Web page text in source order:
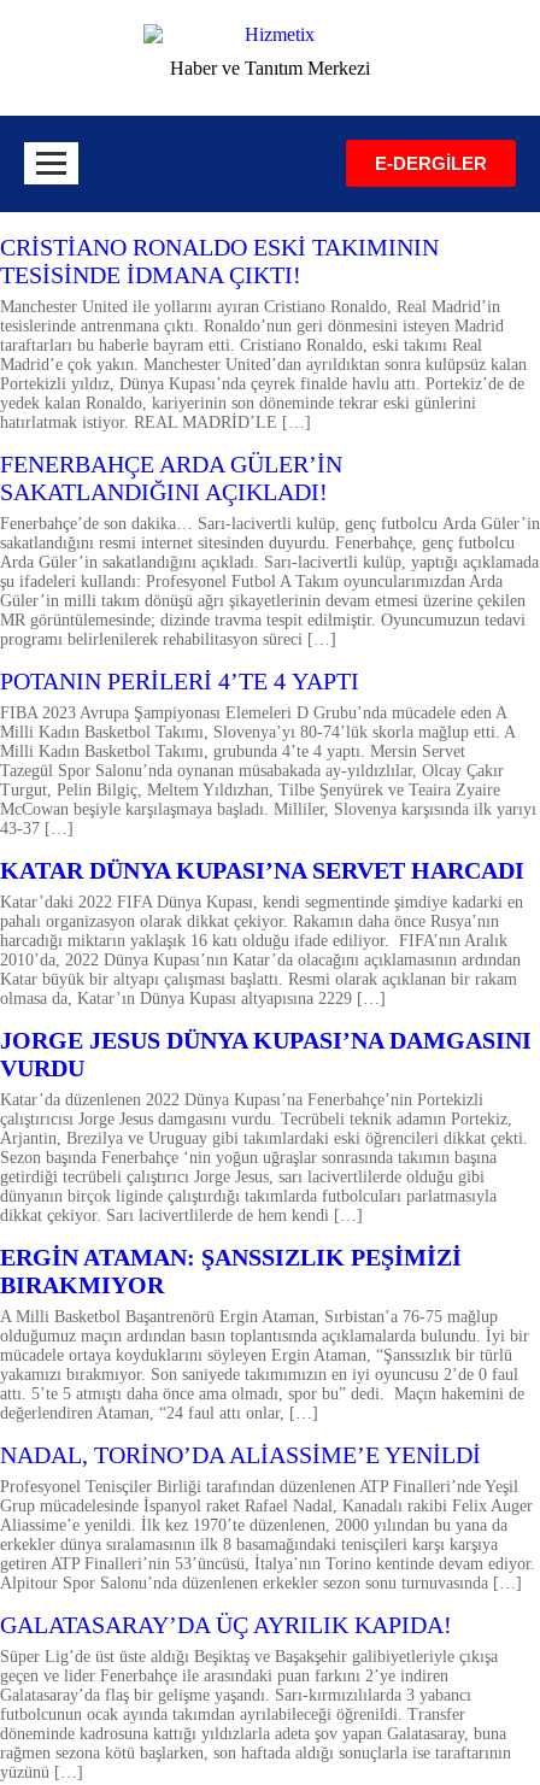
Haber ve Tanıtım Merkezi
E-DERGİLER
CRİSTİANO RONALDO ESKİ TAKIMININ
TESİSİNDE İDMANA ÇIKTI!
Manchester United ile yollarını ayıran Cristiano Ronaldo, Real Madrid’in
tesislerinde antrenmana çıktı. Ronaldo’nun geri dönmesini isteyen Madrid
taraftarları bu haberle bayram etti. Cristiano Ronaldo, eski takımı Real
Madrid’e çok yakın. Manchester United’dan ayrıldıktan sonra kulüpsüz kalan
Portekizli yıldız, Dünya Kupası’nda çeyrek finalde havlu attı. Portekiz’de de
yedek kalan Ronaldo, kariyerinin son döneminde tekrar eski günlerini
hatırlatmak istiyor. REAL MADRİD’LE […]
ÖNE ÇIKARILANLAR SPOR
FENERBAHÇE ARDA GÜLER’İN
SAKATLANDIĞINI AÇIKLADI!
Fenerbahçe’de son dakika… Sarı-lacivertli kulüp, genç futbolcu Arda Güler’in
sakatlandığını resmi internet sitesinden duyurdu. Fenerbahçe, genç futbolcu
Arda Güler’in sakatlandığını açıkladı. Sarı-lacivertli kulüp, yaptığı açıklamada
şu ifadeleri kullandı: Profesyonel Futbol A Takım oyuncularımızdan Arda
Güler’in milli takım dönüşü ağrı şikayetlerinin devam etmesi üzerine çekilen
MR görüntülemesinde; dizinde travma tespit edilmiştir. Oyuncumuzun tedavi
programı belirlenilerek rehabilitasyon süreci […]
SPOR
POTANIN PERİLERİ 4’TE 4 YAPTI
FIBA 2023 Avrupa Şampiyonası Elemeleri D Grubu’nda mücadele eden A
Milli Kadın Basketbol Takımı, Slovenya’yı 80-74’lük skorla mağlup etti. A
Milli Kadın Basketbol Takımı, grubunda 4’te 4 yaptı. Mersin Servet
Tazegül Spor Salonu’nda oynanan müsabakada ay-yıldızlılar, Olcay Çakır
Turgut, Pelin Bilgiç, Meltem Yıldızhan, Tilbe Şenyürek ve Teaira Zyaire
McCowan beşiyle karşılaşmaya başladı. Milliler, Slovenya karşısında ilk yarıyı
43-37 […]
SPOR
KATAR DÜNYA KUPASI’NA SERVET HARCADI
Katar’daki 2022 FIFA Dünya Kupası, kendi segmentinde şimdiye kadarki en
pahalı organizasyon olarak dikkat çekiyor. Rakamın daha önce Rusya’nın
harcadığı miktarın yaklaşık 16 katı olduğu ifade ediliyor. FIFA’nın Aralık
2010’da, 2022 Dünya Kupası’nın Katar’da olacağını açıklamasının ardından
Katar büyük bir altyapı çalışması başlattı. Resmi olarak açıklanan bir rakam
olmasa da, Katar’ın Dünya Kupası altyapısına 2229 […]
SPOR
JORGE JESUS DÜNYA KUPASI’NA DAMGASINI
VURDU
Katar’da düzenlenen 2022 Dünya Kupası’na Fenerbahçe’nin Portekizli
çalıştırıcısı Jorge Jesus damgasını vurdu. Tecrübeli teknik adamın Portekiz,
Arjantin, Brezilya ve Uruguay gibi takımlardaki eski öğrencileri dikkat çekti.
Sezon başında Fenerbahçe ‘nin yoğun uğraşlar sonrasında takımın başına
getirdiği tecrübeli çalıştırıcı Jorge Jesus, sarı lacivertlilerde olduğu gibi
dünyanın birçok liginde çalıştırdığı takımlarda futbolcuları parlatmasıyla
dikkat çekiyor. Sarı lacivertlilerde de hem kendi […]
SPOR
ERGİN ATAMAN: ŞANSSIZLIK PEŞİMİZİ
BIRAKMIYOR
A Milli Basketbol Başantrenörü Ergin Ataman, Sırbistan’a 76-75 mağlup
olduğumuz maçın ardından basın toplantısında açıklamalarda bulundu. İyi bir
mücadele ortaya koyduklarını söyleyen Ergin Ataman, “Şanssızlık bir türlü
yakamızı bırakmıyor. Son saniyede takımımızın en iyi oyuncusu 2’de 0 faul
attı. 5’te 5 atmıştı daha önce ama olmadı, spor bu” dedi. Maçın hakemini de
değerlendiren Ataman, “24 faul attı onlar, […]
SPOR
NADAL, TORİNO’DA ALİASSİME’E YENİLDİ
Profesyonel Tenisçiler Birliği tarafından düzenlenen ATP Finalleri’nde Yeşil
Grup mücadelesinde İspanyol raket Rafael Nadal, Kanadalı rakibi Felix Auger
Aliassime’e yenildi. İlk kez 1970’te düzenlenen, 2000 yılından bu yana da
erkekler dünya sıralamasının ilk 8 basamağındaki tenisçileri karşı karşıya
getiren ATP Finalleri’nin 53’üncüsü, İtalya’nın Torino kentinde devam ediyor.
Alpitour Spor Salonu’nda düzenlenen erkekler sezon sonu turnuvasında […]
SPOR
GALATASARAY’DA ÜÇ AYRILIK KAPIDA!
Süper Lig’de üst üste aldığı Beşiktaş ve Başakşehir galibiyetleriyle çıkışa
geçen ve lider Fenerbahçe ile arasındaki puan farkını 2’ye indiren
Galatasaray’da flaş bir gelişme yaşandı. Sarı-kırmızılılarda 3 yabancı
futbolcunun ocak ayında takımdan ayrılabileceği öğrenildi. Transfer
döneminde kadrosuna kattığı yıldızlarla adeta şov yapan Galatasaray, buna
rağmen sezona kötü başlarken, son haftada aldığı sonuçlarla ise taraftarının
yüzünü […]
SPOR